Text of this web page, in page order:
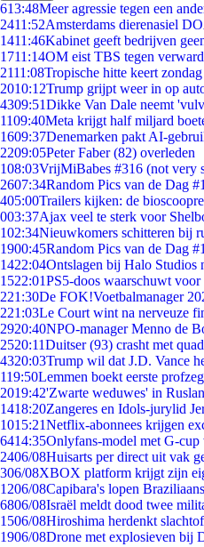
613:48Meer agressie tegen een
2411:52Amsterdams dierenasiel
1411:46Kabinet geeft bedrijven
1711:14OM eist TBS tegen
2111:08Tropische hitte keert
2010:12Trump grijpt weer in op
4309:51Dikke Van Dale neemt
1109:40Meta krijgt half miljard
1609:37Denemarken pakt AI-
2209:05Peter Faber (82) overleden
108:03VrijMiBabes #316 (not very
2607:34Random Pics van de Dag
405:00Trailers kijken: de
003:37Ajax veel te sterk voor
102:34Nieuwkomers schitteren bij
1900:45Random Pics van de Dag
1422:04Ontslagen bij Halo Studios
1522:01PS5-doos waarschuwt voor
221:30De FOK!Voetbalmanager
221:03Le Court wint na nerveuze
2920:40NPO-manager Menno de
2520:11Duitser (93) crasht met
4320:03Trump wil dat J.D. Vance
119:50Lemmen boekt eerste
2019:42'Zwarte weduwes' in
1418:20Zangeres en Idols-jurylid
1015:21Netflix-abonnees krijgen
6414:35Onlyfans-model met G-cup
2406/08Huisarts per direct uit vak
306/08XBOX platform krijgt zijn
1206/08Capibara's lopen
6806/08Israël meldt dood twee
1506/08Hiroshima herdenkt
1906/08Drone met explosieven bij